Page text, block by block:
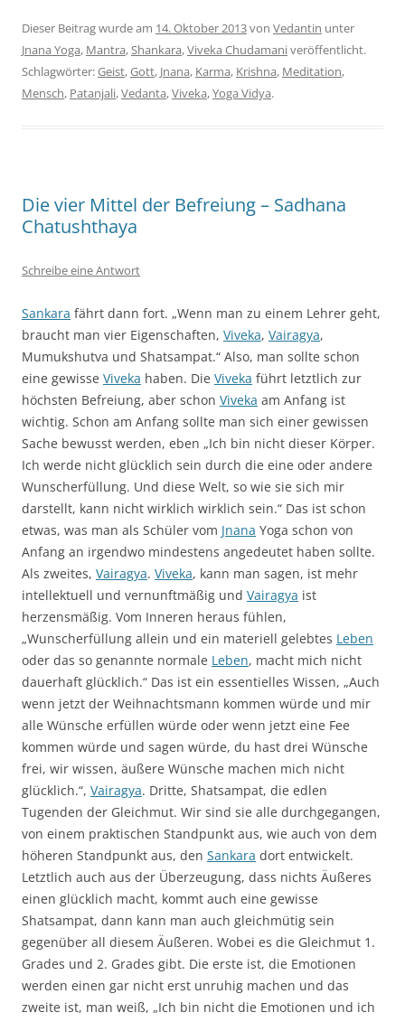
Dieser Beitrag wurde am 14. Oktober 2013von Vedantin unter
Jnana Yoga, Mantra,Shankara,Viveka Chudamaniveröffentlicht.
Schlagwörter:Geist,Gott, Jnana, Karma, Krishna, Meditation,
Mensch, Patanjali,Vedanta,Viveka,Yoga Vidya.
Die vier Mittel der Befreiung – Sadhana
Chatushthaya
Schreibe eine Antwort
Sankara fährt dann fort. „Wenn man zu einem Lehrer geht,
braucht man vier Eigenschaften, Viveka, Vairagya,
Mumukshutva und Shatsampat.“ Also, man sollte schon
eine gewisse Viveka haben. Die Viveka führt letztlich zur
höchsten Befreiung, aber schon Viveka am Anfang ist
wichtig. Schon am Anfang sollte man sich einer gewissen
Sache bewusst werden, eben „Ich bin nicht dieser Körper.
Ich werde nicht glücklich sein durch die eine oder andere
Wunscherfüllung. Und diese Welt, so wie sie sich mir
darstellt, kann nicht wirklich wirklich sein.“ Das ist schon
etwas, was man als Schüler vom Jnana Yoga schon von
Anfang an irgendwo mindestens angedeutet haben sollte.
Als zweites, Vairagya. Viveka, kann man sagen, ist mehr
intellektuell und vernunftmäßig und Vairagya ist
herzensmäßig. Vom Inneren heraus fühlen,
„Wunscherfüllung allein und ein materiell gelebtes Leben
oder das so genannte normale Leben, macht mich nicht
dauerhaft glücklich.“ Das ist ein essentielles Wissen, „Auch
wenn jetzt der Weihnachtsmann kommen würde und mir
alle Wünsche erfüllen würde oder wenn jetzt eine Fee
kommen würde und sagen würde, du hast drei Wünsche
frei, wir wissen, äußere Wünsche machen mich nicht
glücklich.“, Vairagya. Dritte, Shatsampat, die edlen
Tugenden der Gleichmut. Wir sind sie alle durchgegangen,
von einem praktischen Standpunkt aus, wie auch von dem
höheren Standpunkt aus, den Sankara dort entwickelt.
Letztlich auch aus der Überzeugung, dass nichts Äußeres
einen glücklich macht, kommt auch eine gewisse
Shatsampat, dann kann man auch gleichmütig sein
gegenüber all diesem Äußeren. Wobei es die Gleichmut 1.
Grades und 2. Grades gibt. Die erste ist, die Emotionen
werden einen gar nicht erst unruhig machen und das
zweite ist, man weiß, „Ich bin nicht die Emotionen und ich